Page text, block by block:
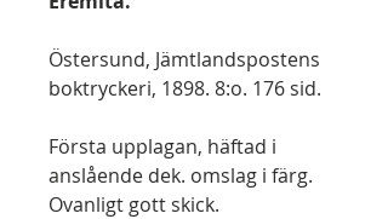
Östersund, Jämtlandspostens
boktryckeri, 1898. 8:o. 176 sid.
Första upplagan, häftad i
anslående dek. omslag i färg.
Ovanligt gott skick.